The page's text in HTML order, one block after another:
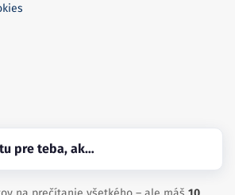
pre teba, ak…